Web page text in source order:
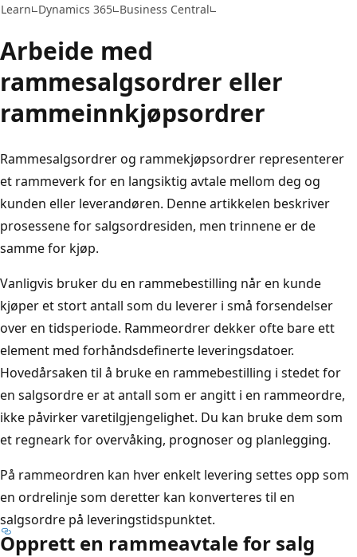
Learn Dynamics 365 Business Central
Arbeide med
rammesalgsordrer eller
rammeinnkjøpsordrer
Rammesalgsordrer og rammekjøpsordrer representerer
et rammeverk for en langsiktig avtale mellom deg og
kunden eller leverandøren. Denne artikkelen beskriver
prosessene for salgsordresiden, men trinnene er de
samme for kjøp.
Vanligvis bruker du en rammebestilling når en kunde
kjøper et stort antall som du leverer i små forsendelser
over en tidsperiode. Rammeordrer dekker ofte bare ett
element med forhåndsdefinerte leveringsdatoer.
Hovedårsaken til å bruke en rammebestilling i stedet for
en salgsordre er at antall som er angitt i en rammeordre,
ikke påvirker varetilgjengelighet. Du kan bruke dem som
et regneark for overvåking, prognoser og planlegging.
På rammeordren kan hver enkelt levering settes opp som
en ordrelinje som deretter kan konverteres til en
salgsordre på leveringstidspunktet.
Opprett en rammeavtale for salg